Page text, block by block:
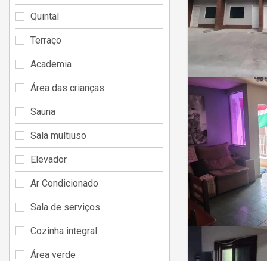
Quintal
Terraço
Academia
Área das crianças
Sauna
Sala multiuso
Elevador
Ar Condicionado
Sala de serviços
Cozinha integral
Área verde